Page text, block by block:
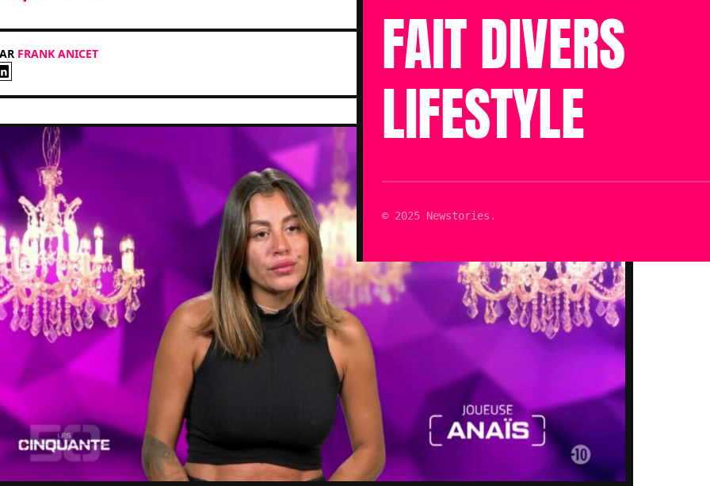
FAIT DIVERS
LIFESTYLE
© 2025 Newstories.
FRANK ANICET
Publié le 10 Nov 2023 à 07h24
Mis à jour le 10 Nov 2023 à 07h24